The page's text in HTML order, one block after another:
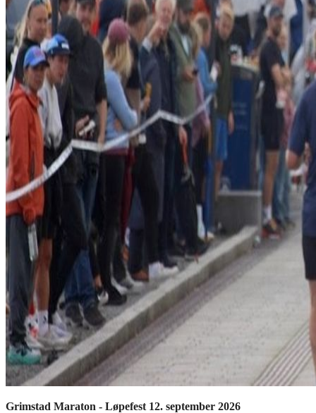
Grimstad Maraton - Løpefest 12. september 2026